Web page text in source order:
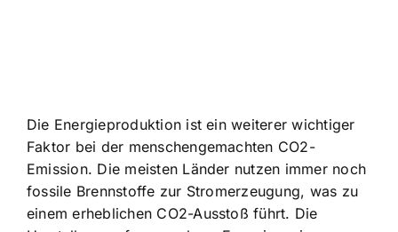
Die Energieproduktion ist ein weiterer wichtiger
Faktor bei der menschengemachten CO2-
Emission. Die meisten Länder nutzen immer noch
fossile Brennstoffe zur Stromerzeugung, was zu
einem erheblichen CO2-Ausstoß führt. Die